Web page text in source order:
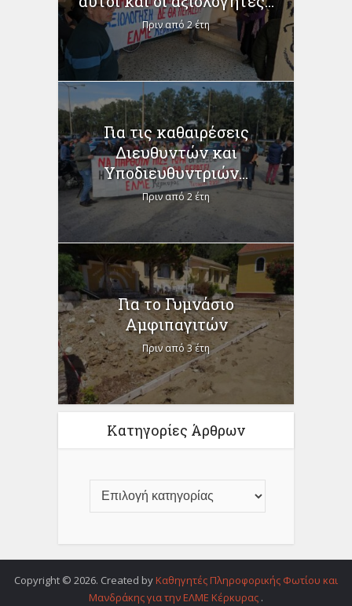
Πριν από 2 έτη
Για τις καθαιρέσεις
Διευθυντών και
Υποδιευθυντριών...
Πριν από 2 έτη
Για το Γυμνάσιο
Αμφιπαγιτών
Πριν από 3 έτη
Κατηγορίες Άρθρων
Copyright © 2026. Created by Καθηγητές Πληροφορικής Φωτίου και
Μανδράκης για την ΕΛΜΕ Κέρκυρας .